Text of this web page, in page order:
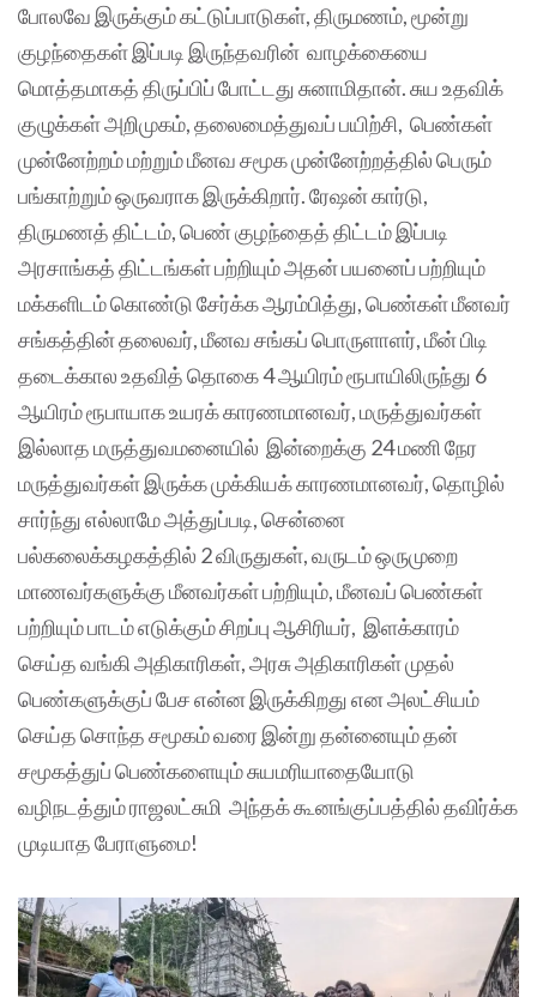
போலவே இருக்கும் கட்டுப்பாடுகள், திருமணம், மூன்று
குழந்தைகள் இப்படி இருந்தவரின் வாழக்கையை
மொத்தமாகத் திருப்பிப் போட்டது சுனாமிதான். சுய உதவிக்
குழுக்கள் அறிமுகம், தலைமைத்துவப் பயிற்சி, பெண்கள்
முன்னேற்றம் மற்றும் மீனவ சமூக முன்னேற்றத்தில் பெரும்
பங்காற்றும் ஒருவராக இருக்கிறார். ரேஷன் கார்டு,
திருமணத் திட்டம், பெண் குழந்தைத் திட்டம் இப்படி
அரசாங்கத் திட்டங்கள் பற்றியும் அதன் பயனைப் பற்றியும்
மக்களிடம் கொண்டு சேர்க்க ஆரம்பித்து, பெண்கள் மீனவர்
சங்கத்தின் தலைவர், மீனவ சங்கப் பொருளாளர், மீன் பிடி
தடைக்கால உதவித் தொகை 4 ஆயிரம் ரூபாயிலிருந்து 6
ஆயிரம் ரூபாயாக உயரக் காரணமானவர், மருத்துவர்கள்
இல்லாத மருத்துவமனையில் இன்றைக்கு 24 மணி நேர
மருத்துவர்கள் இருக்க முக்கியக் காரணமானவர், தொழில்
சார்ந்து எல்லாமே அத்துப்படி, சென்னை
பல்கலைக்கழகத்தில் 2 விருதுகள், வருடம் ஒருமுறை
மாணவர்களுக்கு மீனவர்கள் பற்றியும், மீனவப் பெண்கள்
பற்றியும் பாடம் எடுக்கும் சிறப்பு ஆசிரியர், இளக்காரம்
செய்த வங்கி அதிகாரிகள், அரசு அதிகாரிகள் முதல்
பெண்களுக்குப் பேச என்ன இருக்கிறது என அலட்சியம்
செய்த சொந்த சமூகம் வரை இன்று தன்னையும் தன்
சமூகத்துப் பெண்களையும் சுயமரியாதையோடு
வழிநடத்தும் ராஜலட்சுமி அந்தக் கூனங்குப்பத்தில் தவிர்க்க
முடியாத பேராளுமை!